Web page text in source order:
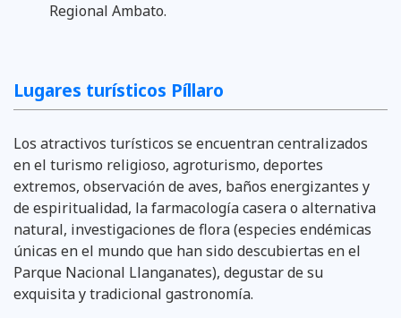
Regional Ambato.
Lugares turísticos Píllaro
Los atractivos turísticos se encuentran centralizados
en el turismo religioso, agroturismo, deportes
extremos, observación de aves, baños energizantes y
de espiritualidad, la farmacología casera o alternativa
natural, investigaciones de flora (especies endémicas
únicas en el mundo que han sido descubiertas en el
Parque Nacional Llanganates), degustar de su
exquisita y tradicional gastronomía.